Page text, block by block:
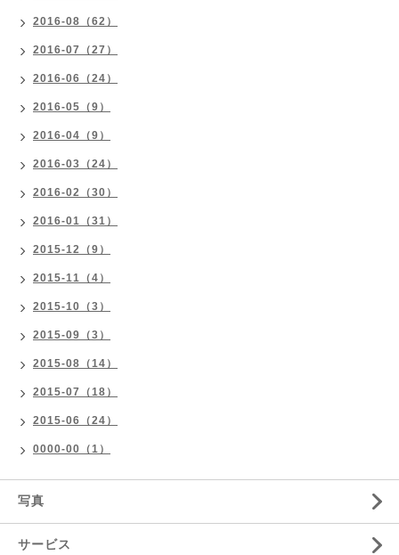
2016-08（62）
2016-07（27）
2016-06（24）
2016-05（9）
2016-04（9）
2016-03（24）
2016-02（30）
2016-01（31）
2015-12（9）
2015-11（4）
2015-10（3）
2015-09（3）
2015-08（14）
2015-07（18）
2015-06（24）
0000-00（1）
写真
サービス